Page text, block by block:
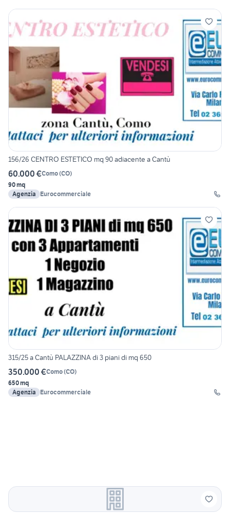
156/26 CENTRO ESTETICO mq 90 adiacente a Cantù
60.000 €Como(CO)
90 mq
Agenzia
Eurocommerciale
315/25 a Cantù PALAZZINA di 3 piani di mq 650
350.000 €Como(CO)
650 mq
Agenzia
Eurocommerciale